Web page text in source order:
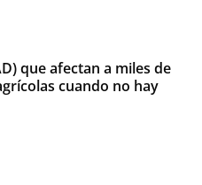
que afectan a miles de
cuando no hay